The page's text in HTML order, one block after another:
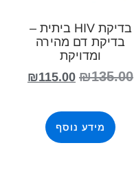
בדיקת HIV ביתית –
בדיקת דם מהירה
ומדויקת
₪135.00
₪115.00
מידע נוסף